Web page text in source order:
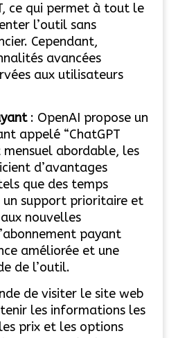
ce qui permet à tout le
l’outil sans
Cependant,
avancées
aux utilisateurs
: OpenAI propose un
appelé “ChatGPT
mensuel abordable, les
d’avantages
que des temps
un support prioritaire et
nouvelles
payant
améliorée et une
de l’outil.
de visiter le site web
les informations les
prix et les options